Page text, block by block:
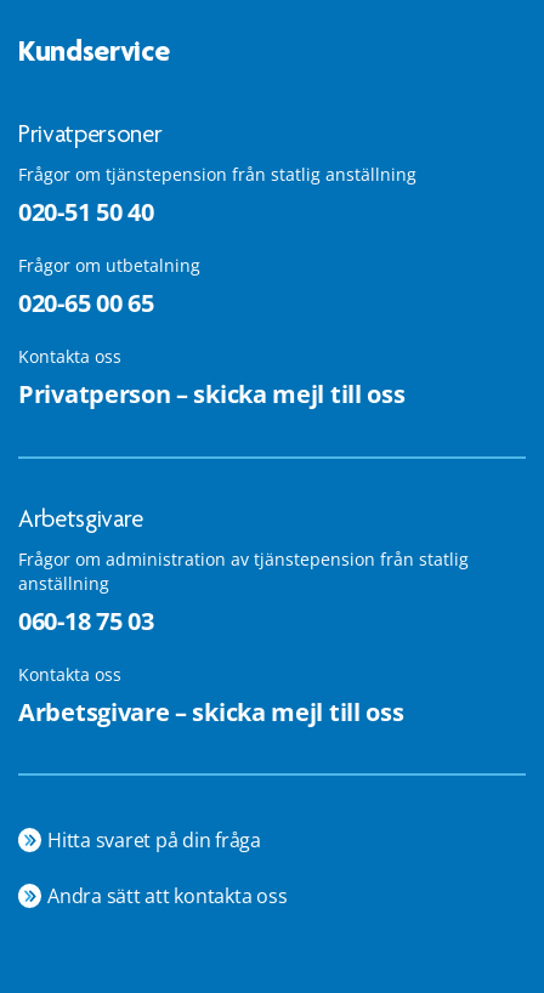
Kundservice
Privatpersoner
Frågor om tjänstepension från statlig anställning
020-51 50 40
Frågor om utbetalning
020-65 00 65
Kontakta oss
Privatperson – skicka mejl till oss
Arbetsgivare
Frågor om administration av tjänstepension från statlig
anställning
060-18 75 03
Kontakta oss
Arbetsgivare – skicka mejl till oss
Hitta svaret på din fråga
Andra sätt att kontakta oss